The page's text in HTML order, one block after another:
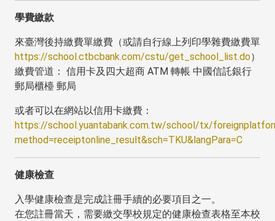
學費繳款
來臺灣後持繳費單繳費（或請自行線上列印學雜費繳費單
https://school.ctbcbank.com/cstu/get_school_list.do）
繳費管道： 信用卡及四大超商 ATM 轉帳 中國信託銀行
郵局櫃檯 郵局
或者可以在網站以信用卡繳費：
https://school.yuantabank.com.tw/school/tx/
method=receiptonline_result&sch=TKU&langPara=C
健康檢查
入學健康檢查是完成註冊手續的必要項目之一。
在您註冊當天，需要繳交學校規定的健康檢查表格至本校